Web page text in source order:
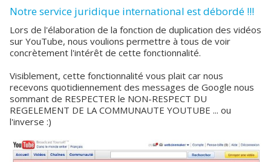
Notre service juridique international est débordé !!!
Lors de l'élaboration de la fonction de duplication des vidéos
sur YouTube, nous voulions permettre à tous de voir
concrètement l'intérêt de cette fonctionnalité.
Visiblement, cette fonctionnalité vous plait car nous
recevons quotidiennement des messages de Google nous
sommant de RESPECTER le NON-RESPECT DU
REGELEMENT DE LA COMMUNAUTE YOUTUBE ... ou
l'inverse :)